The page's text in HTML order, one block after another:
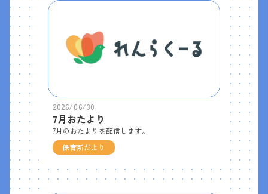
2026/06/30
7月おたより
7月のおたよりを配信します。
保育所だより